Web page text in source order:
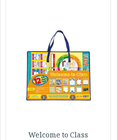
Welcome to Class